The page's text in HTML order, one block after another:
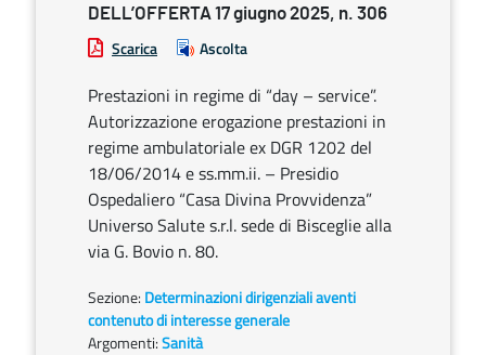
DELL’OFFERTA 17 giugno 2025, n. 306
Scarica Ascolta
Prestazioni in regime di “day – service”.
Autorizzazione erogazione prestazioni in
regime ambulatoriale ex DGR 1202 del
18/06/2014 e ss.mm.ii. – Presidio
Ospedaliero “Casa Divina Provvidenza”
Universo Salute s.r.l. sede di Bisceglie alla
via G. Bovio n. 80.
Sezione: Determinazioni dirigenziali aventi
contenuto di interesse generale
Argomenti:Sanità